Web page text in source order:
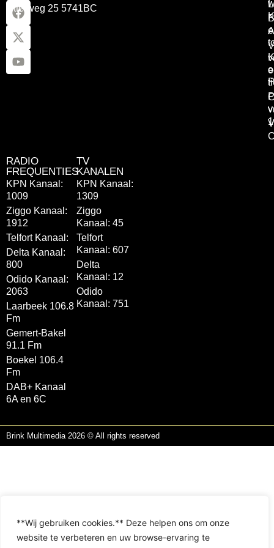
**Wij gebruiken cookies.** Deze helpen ons om onze
website te verbeteren en uw browse-ervaring te
Otterweg 25 5741BC
RADIO
FREQUENTIES
KPN Kanaal:
1009
Ziggo Kanaal:
1912
Telfort Kanaal:
Delta Kanaal:
800
Odido Kanaal:
2063
Laarbeek 106.8
Fm
Gemert-Bakel
91.1 Fm
Boekel 106.4
Fm
DAB+ Kanaal
6A en 6C
TV
KANALEN
KPN Kanaal:
1309
Ziggo
Kanaal: 45
Telfort
Kanaal: 607
Delta
Kanaal: 12
Odido
Kanaal: 751
Brink Multimedia 2026 © All rights reserved